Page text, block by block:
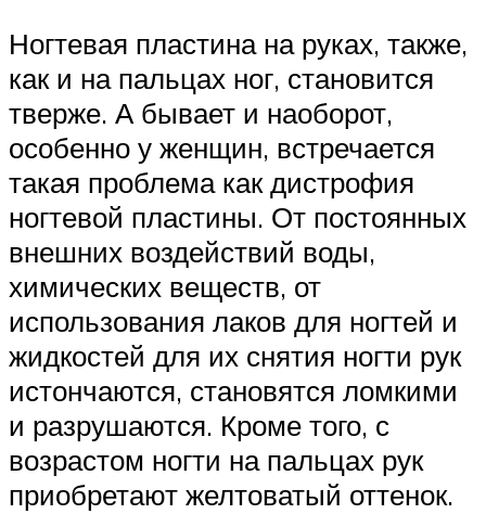
Ногтевая пластина на руках, также,
как и на пальцах ног, становится
тверже. А бывает и наоборот,
особенно у женщин, встречается
такая проблема как дистрофия
ногтевой пластины. От постоянных
внешних воздействий воды,
химических веществ, от
использования лаков для ногтей и
жидкостей для их снятия ногти рук
истончаются, становятся ломкими
и разрушаются. Кроме того, с
возрастом ногти на пальцах рук
приобретают желтоватый оттенок.